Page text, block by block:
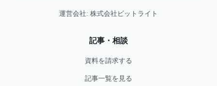
運営会社: 株式会社ビットライト
記事・相談
資料を請求する
記事一覧を見る